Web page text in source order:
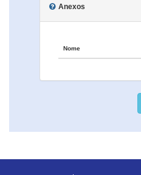
Anexos
Nome